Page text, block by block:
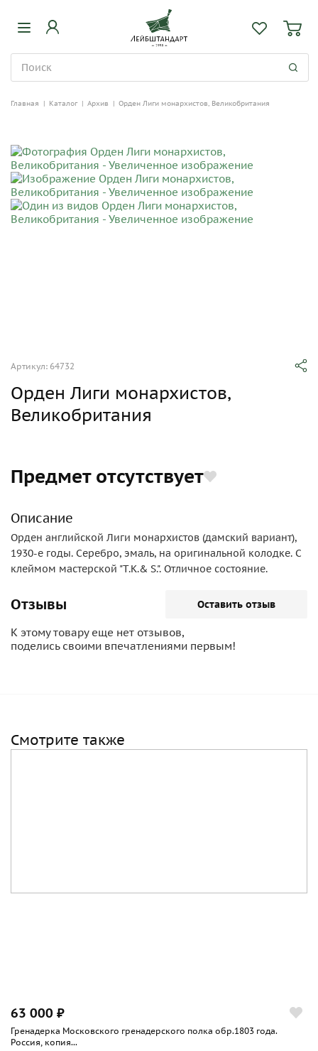
Главная | Каталог | Архив | Орден Лиги монархистов, Великобритания
Артикул: 64732
Орден Лиги монархистов,
Великобритания
Предмет отсутствует
Описание
Орден английской Лиги монархистов (дамский вариант),
1930-е годы. Серебро, эмаль, на оригинальной колодке. С
клеймом мастерской "T.K.& S.". Отличное состояние.
Отзывы Оставить отзыв
К этому товару еще нет отзывов,
поделись своими впечатлениями первым!
Смотрите также
63 000 ₽
Гренадерка Московского гренадерского полка обр.1803 года.
Россия, копия...